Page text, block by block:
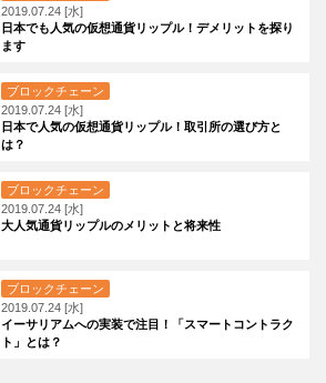
2019.07.24 [水]
日本でも人気の仮想通貨リップル！デメリットを探り
ます
ブロックチェーン
2019.07.24 [水]
日本で人気の仮想通貨リップル！取引所の選び方と
は？
ブロックチェーン
2019.07.24 [水]
大人気通貨リップルのメリットと将来性
ブロックチェーン
2019.07.24 [水]
イーサリアムへの実装で注目！「スマートコントラク
ト」とは？